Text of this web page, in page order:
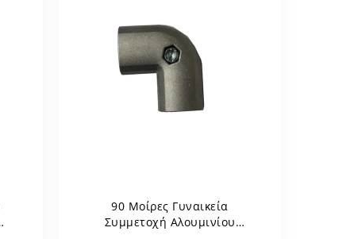
90 Μοίρες Γυναικεία
Συμμετοχή Αλουμινίου